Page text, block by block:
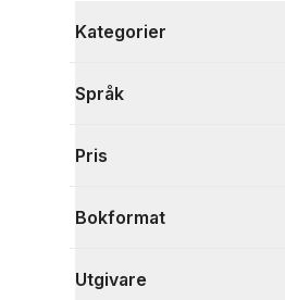
Kategorier
Visa fler
Språk
Pris
Bokformat
Utgivare